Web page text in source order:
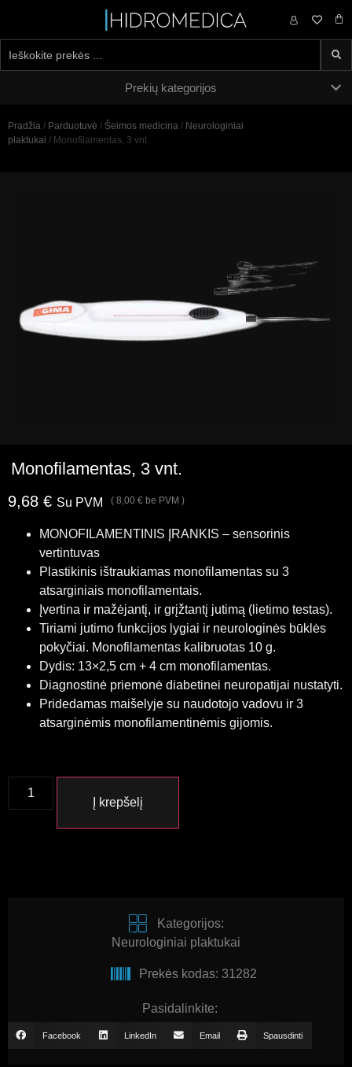
0,00 €
Prekių kategorijos
Pradžia / Parduotuvė / Šeimos medicina / Neurologiniai
plaktukai / Monofilamentas, 3 vnt.
Monofilamentas, 3 vnt.
9,68 € Su PVM ( 8,00 € be PVM )
MONOFILAMENTINIS ĮRANKIS – sensorinis
vertintuvas
Plastikinis ištraukiamas monofilamentas su 3
atsarginiais monofilamentais.
Įvertina ir mažėjantį, ir grįžtantį jutimą (lietimo testas).
Tiriami jutimo funkcijos lygiai ir neurologinės būklės
pokyčiai. Monofilamentas kalibruotas 10 g.
Dydis: 13×2,5 cm + 4 cm monofilamentas.
Diagnostinė priemonė diabetinei neuropatijai nustatyti.
Pridedamas maišelyje su naudotojo vadovu ir 3
atsarginėmis monofilamentinėmis gijomis.
Į krepšelį
Kategorijos:
Neurologiniai plaktukai
Prekės kodas: 31282
Pasidalinkite:
Facebook LinkedIn Email Spausdinti